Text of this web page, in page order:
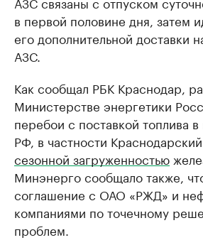
в первой половине дня, затем
его дополнительной доставки
АЗС.
Как сообщал РБК Краснодар,
Министерстве энергетики
перебои с поставкой топлива
РФ, в частности
сезонной загруженностью
Минэнерго сообщало также,
соглашение с ОАО «РЖД» и
компаниями по точечному
проблем.